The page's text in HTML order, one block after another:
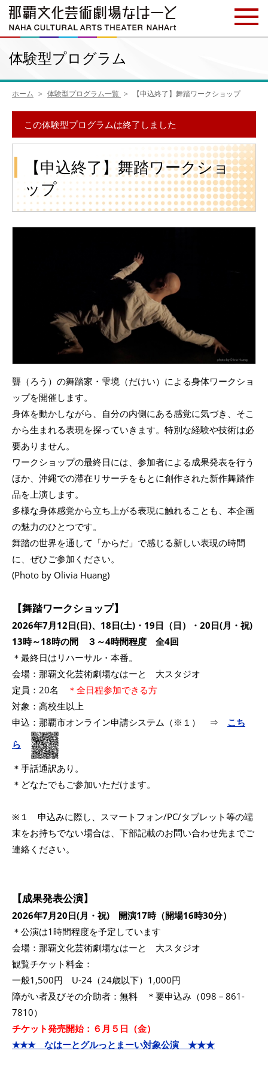
体験型プログラム
ホーム 体験型プログラム一覧 【申込終了】舞踏ワークショップ
この体験型プログラムは終了しました
【申込終了】舞踏ワークショ
ップ
聾（ろう）の舞踏家・雫境（だけい）による身体ワークショ
ップを開催します。
身体を動かしながら、自分の内側にある感覚に気づき、そこ
から生まれる表現を探っていきます。特別な経験や技術は必
要ありません。
ワークショップの最終日には、参加者による成果発表を行う
ほか、沖縄での滞在リサーチをもとに創作された新作舞踏作
品を上演します。
多様な身体感覚から立ち上がる表現に触れることも、本企画
の魅力のひとつです。
舞踏の世界を通して「からだ」で感じる新しい表現の時間
に、ぜひご参加ください。
(Photo by Olivia Huang)
【舞踏ワークショップ】
2026年7月12日(日)、18日(土)・19日（日）・20日(月・祝)
13時～18時の間 ３～4時間程度 全4回
＊最終日はリハーサル・本番。
会場：那覇文化芸術劇場なはーと 大スタジオ
定員：20名
＊全日程参加できる方
対象：高校生以上
申込：那覇市オンライン申請システム（※１） ⇒ こち
ら
＊手話通訳あり。
＊どなたでもご参加いただけます。
※１ 申込みに際し、スマートフォン/PC/タブレット等の端
末をお持ちでない場合は、下部記載のお問い合わせ先までご
連絡ください。
【成果発表公演】
2026年7月20日(月・祝) 開演17時（開場16時30分）
＊公演は1時間程度を予定しています
会場：那覇文化芸術劇場なはーと 大スタジオ
観覧チケット料金：
一般1,500円 U-24（24歳以下）1,000円
障がい者及びその介助者：無料 ＊要申込み（098－861-
7810）
チケット発売開始：６月５日（金）
★★★ なはーとグルっとまーい対象公演 ★★★